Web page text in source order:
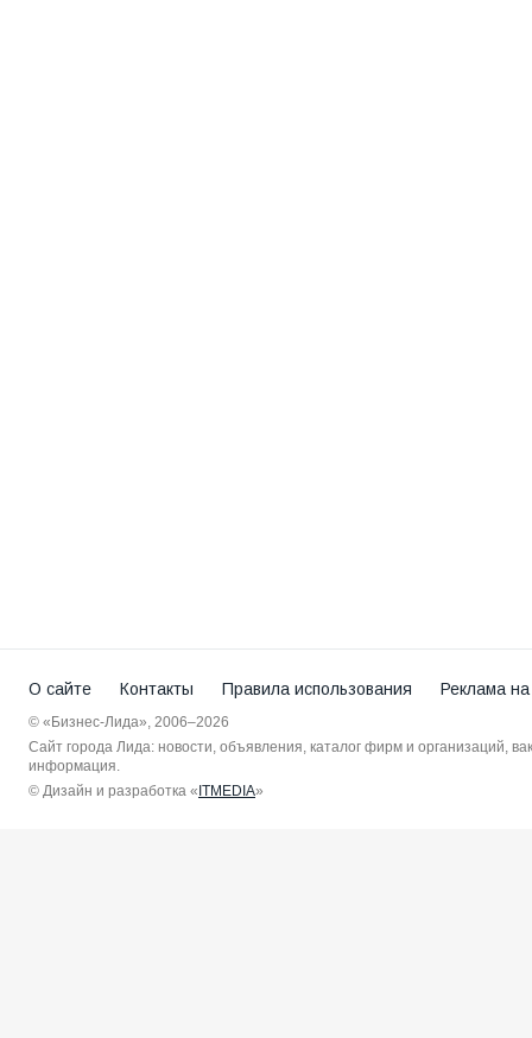
О сайте Контакты Правила использования Реклама
© «Бизнес-Лида», 2006–2026
Сайт города Лида: новости, объявления, каталог фирм и организаций,
информация.
© Дизайн и разработка « ITMEDIA»